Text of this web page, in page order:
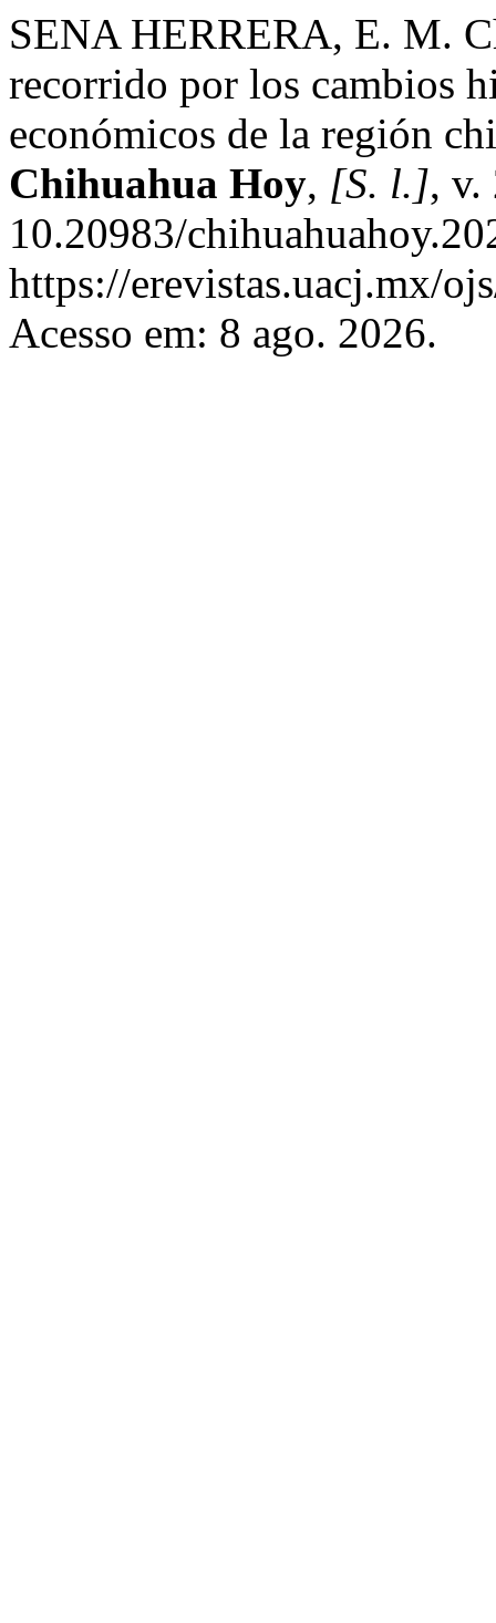
SENA HERRERA, E. M.
recorrido por los cambios
económicos de la región
Chihuahua Hoy, [S. l.], v.
10.20983/
https://erevistas.uacj.mx/
Acesso em: 8 ago. 2026.